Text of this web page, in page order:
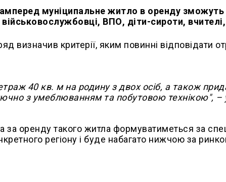
муніципальне житло в оренду зможуть
військовослужбовці, ВПО, діти-сироти,
визначив критерії, яким повинні відповідати
40 кв. м на родину з двох осіб, а також
з умеблюванням та побутовою технікою", –
за оренду такого житла формуватиметься за
регіону і буде набагато нижчою за